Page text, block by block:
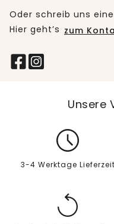
Oder schreib uns
Hier geht’s zum
Unsere
3-4 Werktage Lieferzeit